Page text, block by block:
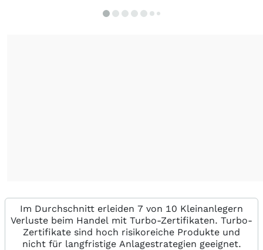
Im Durchschnitt erleiden 7 von 10 Kleinanlegern
Verluste beim Handel mit Turbo-Zertifikaten. Turbo-
Zertifikate sind hoch risikoreiche Produkte und
nicht für langfristige Anlagestrategien geeignet.